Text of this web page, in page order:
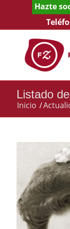
Hazte
Listado
Inicio /